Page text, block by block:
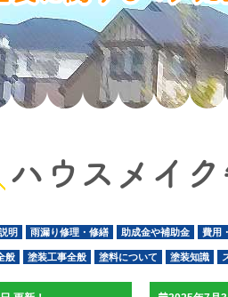
ハウスメイ
明 雨漏り修理・修繕 助成金や補助金 費用
般 塗装工事全般 塗料について 塗装知識